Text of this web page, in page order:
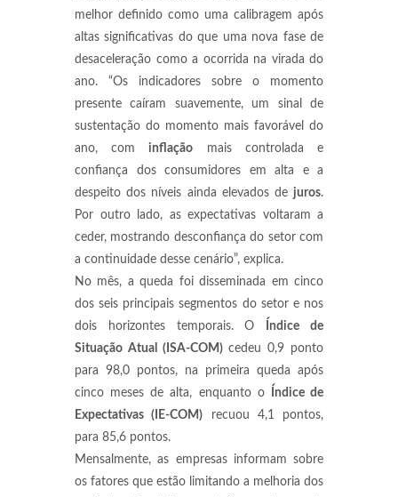
melhor definido como uma calibragem após
altas significativas do que uma nova fase de
desaceleração como a ocorrida na virada do
ano. “Os indicadores sobre o momento
presente caíram suavemente, um sinal de
sustentação do momento mais favorável do
ano, com inflação mais controlada e
confiança dos consumidores em alta e a
despeito dos níveis ainda elevados de juros.
Por outro lado, as expectativas voltaram a
ceder, mostrando desconfiança do setor com
a continuidade desse cenário”, explica.
No mês, a queda foi disseminada em cinco
dos seis principais segmentos do setor e nos
dois horizontes temporais. O
Índice de
Situação Atual (ISA-COM)cedeu 0,9 ponto
para 98,0 pontos, na primeira queda após
cinco meses de alta, enquanto o
Índice de
Expectativas (IE-COM) recuou 4,1 pontos,
para 85,6 pontos.
Mensalmente, as empresas informam sobre
os fatores que estão limitando a melhoria dos